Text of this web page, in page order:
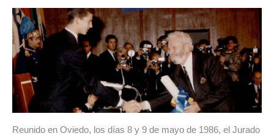
Reunido en Oviedo, los días 8 y 9 de mayo de 1986, el Jurado